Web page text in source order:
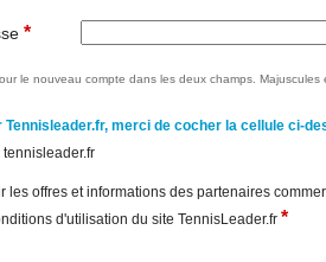
*
le nouveau compte dans les deux champs. Majuscules
merci de cocher la cellule ci-
les offres et informations des partenaires
d'utilisation du site TennisLeader.fr *